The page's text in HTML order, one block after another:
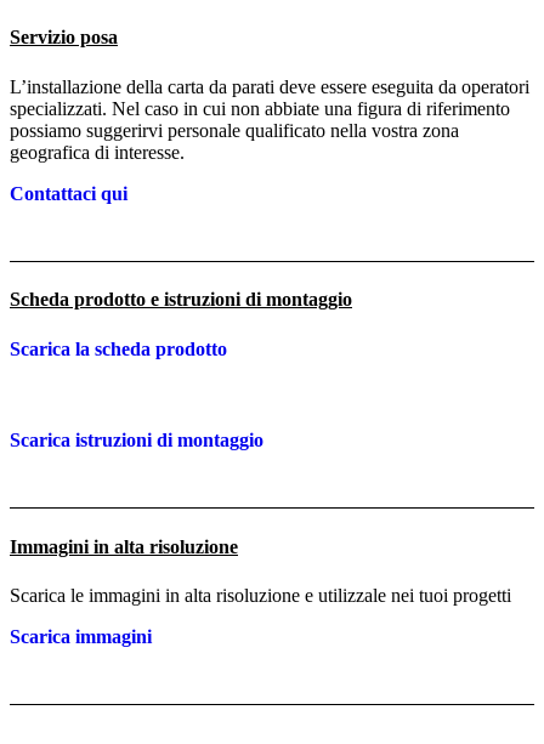
Servizio posa
L’installazione della carta da parati deve essere eseguita da operatori
specializzati. Nel caso in cui non abbiate una figura di riferimento
possiamo suggerirvi personale qualificato nella vostra zona
geografica di interesse.
Contattaci qui
Scheda prodotto e istruzioni di montaggio
Scarica la scheda prodotto
Scarica istruzioni di montaggio
Immagini in alta risoluzione
Scarica le immagini in alta risoluzione e utilizzale nei tuoi progetti
Scarica immagini